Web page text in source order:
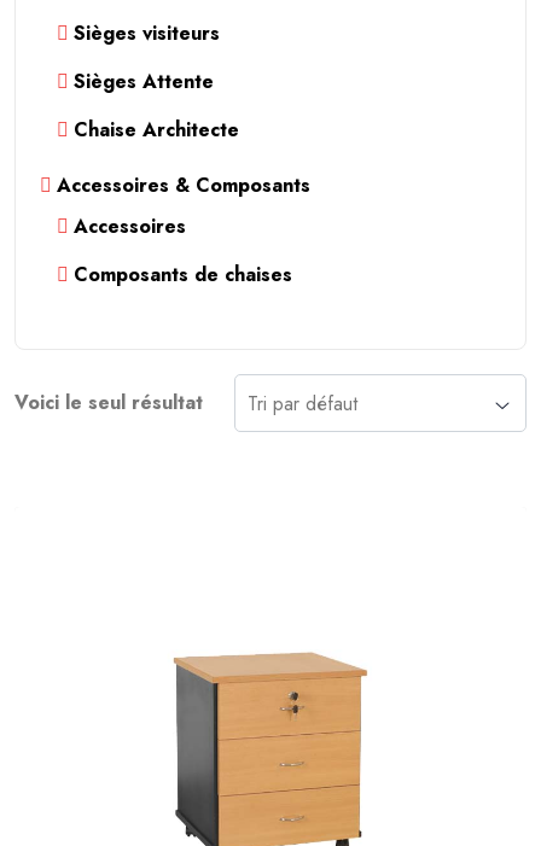
Sièges visiteurs
Sièges Attente
Chaise Architecte
Accessoires & Composants
Accessoires
Composants de chaises
Voici le seul résultat